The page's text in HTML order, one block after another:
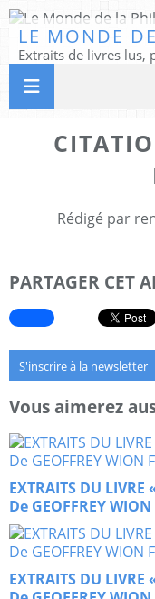
Rédigé par
PARTAGER CET
S'inscrire à la newsletter
Vous aimerez
EXTRAITS DU LIVRE
De GEOFFREY
EXTRAITS DU LIVRE